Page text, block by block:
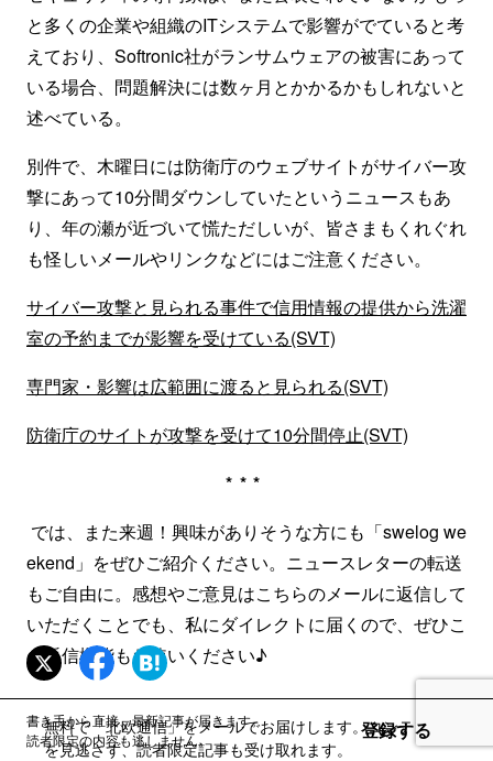
と多くの企業や組織のITシステムで影響がでていると考
えており、Softronic社がランサムウェアの被害にあって
いる場合、問題解決には数ヶ月とかかるかもしれないと
述べている。
別件で、木曜日には防衛庁のウェブサイトがサイバー攻
撃にあって10分間ダウンしていたというニュースもあ
り、年の瀬が近づいて慌ただしいが、皆さまもくれぐれ
も怪しいメールやリンクなどにはご注意ください。
サイバー攻撃と見られる事件で信用情報の提供から洗濯
室の予約までが影響を受けている(SVT)
専門家・影響は広範囲に渡ると見られる(SVT)
防衛庁のサイトが攻撃を受けて10分間停止(SVT)
***
では、また来週！興味がありそうな方にも「swelog we
ekend」をぜひご紹介ください。ニュースレターの転送
もご自由に。感想やご意見はこちらのメールに返信して
いただくことでも、私にダイレクトに届くので、ぜひこ
の返信機能もお使いください♪
無料で「北欧通信」をメールでお届けします。コンテンツ
を見逃さず、読者限定記事も受け取れます。
書き手から直接、最新記事が届きます。
読者限定の内容も逃しません。
登録する